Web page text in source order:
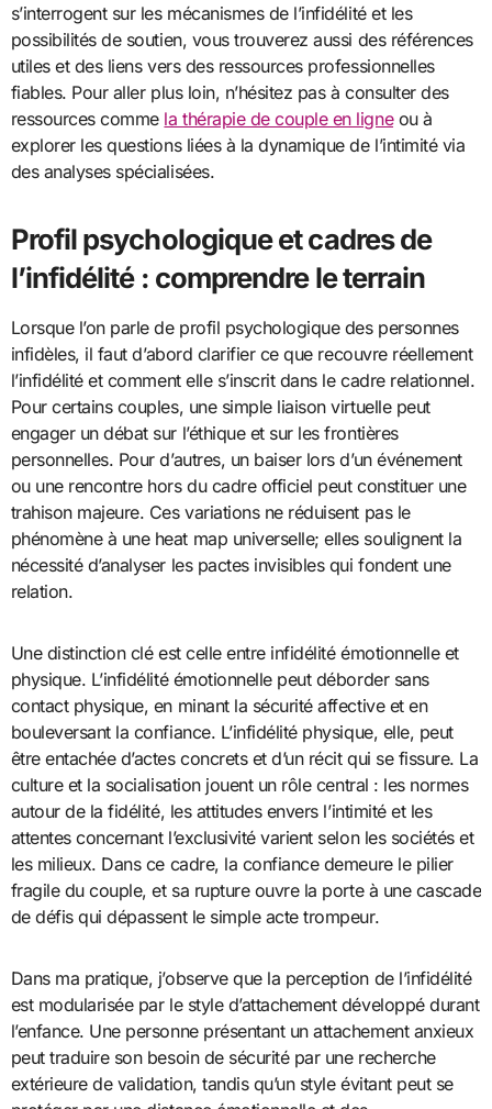
s’interrogent sur les mécanismes de l’infidélité et les
possibilités de soutien, vous trouverez aussi des références
utiles et des liens vers des ressources professionnelles
fiables. Pour aller plus loin, n’hésitez pas à consulter des
ressources comme la thérapie de couple en ligneou à
explorer les questions liées à la dynamique de l’intimité via
des analyses spécialisées.
Profil psychologique et cadres de
l’infidélité : comprendre le terrain
Lorsque l’on parle de profil psychologique des personnes
infidèles, il faut d’abord clarifier ce que recouvre réellement
l’infidélité et comment elle s’inscrit dans le cadre relationnel.
Pour certains couples, une simple liaison virtuelle peut
engager un débat sur l’éthique et sur les frontières
personnelles. Pour d’autres, un baiser lors d’un événement
ou une rencontre hors du cadre officiel peut constituer une
trahison majeure. Ces variations ne réduisent pas le
phénomène à une heat map universelle; elles soulignent la
nécessité d’analyser les pactes invisibles qui fondent une
relation.
Une distinction clé est celle entre infidélité émotionnelle et
physique. L’infidélité émotionnelle peut déborder sans
contact physique, en minant la sécurité affective et en
bouleversant la confiance. L’infidélité physique, elle, peut
être entachée d’actes concrets et d’un récit qui se fissure. La
culture et la socialisation jouent un rôle central : les normes
autour de la fidélité, les attitudes envers l’intimité et les
attentes concernant l’exclusivité varient selon les sociétés et
les milieux. Dans ce cadre, la confiance demeure le pilier
fragile du couple, et sa rupture ouvre la porte à une cascade
de défis qui dépassent le simple acte trompeur.
Dans ma pratique, j’observe que la perception de l’infidélité
est modularisée par le style d’attachement développé durant
l’enfance. Une personne présentant un attachement anxieux
peut traduire son besoin de sécurité par une recherche
extérieure de validation, tandis qu’un style évitant peut se